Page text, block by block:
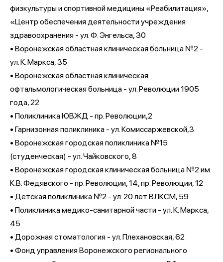
физкультуры и спортивной медицины «Реабилитация»,
«Центр обеспечения деятельности учреждения
здравоохранения - ул. Ф. Энгельса, 30
• Воронежская областная клиническая больница №2 -
ул. К. Маркса, 35
• Воронежская областная клиническая
офтальмологическая больница - ул. Революции 1905
года, 22
• Поликлиника ЮВЖД - пр. Революции,2
• Гарнизонная поликлиника - ул. Комиссаржевской,3
• Воронежская городская поликлиника №15
(студенческая) - ул. Чайковского, 8
• Воронежская городская клиническая больница №2 им.
К.В. Федявского - пр. Революции, 14, пр. Революции, 12
• Детская поликлиника №2 - ул. 20 лет ВЛКСМ, 59
• Поликлиника медико-санитарной части - ул. К. Маркса,
45
• Дорожная стоматология - ул. Плехановская, 62
• Фонд управления Воронежского регионального